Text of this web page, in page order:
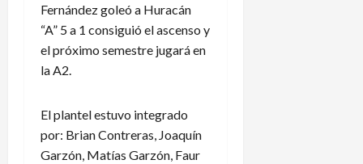
Fernández goleó a Huracán
“A” 5 a 1 consiguió el ascenso y
el próximo semestre jugará en
la A2.
El plantel estuvo integrado
por: Brian Contreras, Joaquín
Garzón, Matías Garzón, Faur